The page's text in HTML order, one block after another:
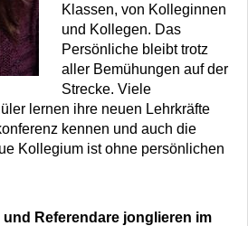
Klassen, von Kolleginnen
und Kollegen. Das
Persönliche bleibt trotz
aller Bemühungen auf der
Strecke. Viele
lernen ihre neuen Lehrkräfte
kennen und auch die
Kollegium ist ohne persönlichen
und Referendare jonglieren im